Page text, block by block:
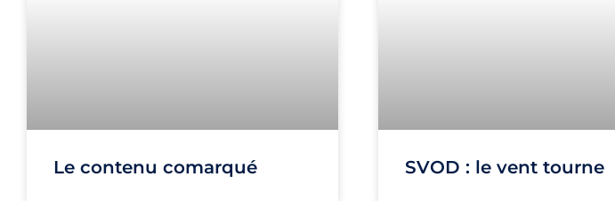
Le contenu comarqué SVOD : le vent tourne